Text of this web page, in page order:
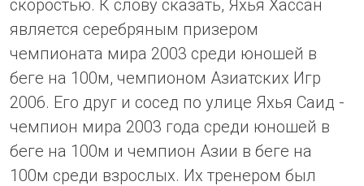
скоростью. К слову сказать, Яхья Хассан
является серебряным призером
чемпионата мира 2003 среди юношей в
беге на 100м, чемпионом Азиатских Игр
2006. Его друг и сосед по улице Яхья Саид -
чемпион мира 2003 года среди юношей в
беге на 100м и чемпион Азии в беге на
100м среди взрослых. Их тренером был